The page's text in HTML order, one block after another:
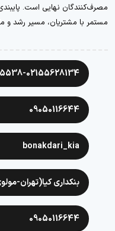
مصرف‌کنندگان نهایی است.
مستمر با مشتریان، مسیر رشد و
02155628134
09050116644
bonakdari_kia
بنکداری کیا(تهران-
09050116644